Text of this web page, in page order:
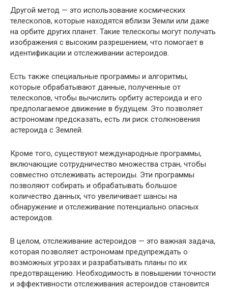
Другой метод — это использование космических
телескопов, которые находятся вблизи Земли или даже
на орбите других планет. Такие телескопы могут получать
изображения с высоким разрешением, что помогает в
идентификации и отслеживании астероидов.
Есть также специальные программы и алгоритмы,
которые обрабатывают данные, полученные от
телескопов, чтобы вычислить орбиту астероида и его
предполагаемое движение в будущем. Это позволяет
астрономам предсказать, есть ли риск столкновения
астероида с Землей.
Кроме того, существуют международные программы,
включающие сотрудничество множества стран, чтобы
совместно отслеживать астероиды. Эти программы
позволяют собирать и обрабатывать большое
количество данных, что увеличивает шансы на
обнаружение и отслеживание потенциально опасных
астероидов.
В целом, отслеживание астероидов — это важная задача,
которая позволяет астрономам предупреждать о
возможных угрозах и разрабатывать планы по их
предотвращению. Необходимость в повышении точности
и эффективности отслеживания астероидов становится